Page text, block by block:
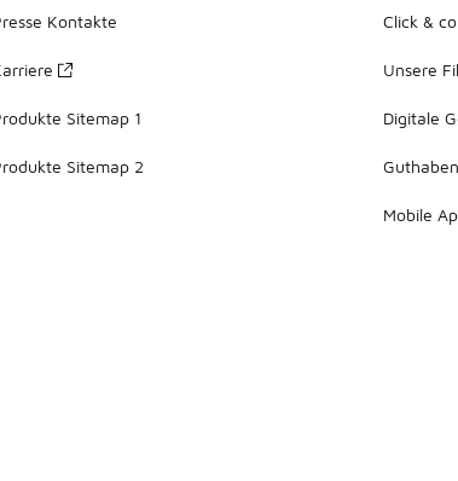
Kontakte
Sitemap 1
Sitemap 2
Click &
Unsere
Digitale
Mobile